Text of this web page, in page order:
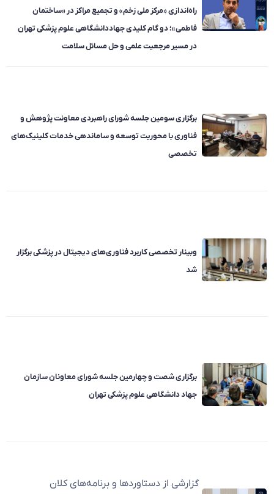
راه‌اندازی «مرکز ملی زخم» و تجمیع مراکز در «ساختمان
فاطمی»؛ دو گام کلیدی جهاددانشگاهی علوم پزشکی تهران
در مسیر مرجعیت علمی و حل مسائل سلامت
برگزاری سومین جلسه شورای راهبردی معاونت پژوهش و
فناوری با محوریت توسعه و ساماندهی خدمات کلینیک‌های
تخصصی
وبینار تخصصی کاربرد فناوری‌های دیجیتال در پزشکی برگزار
شد
برگزاری شصت و چهارمین جلسه شورای معاونان سازمان
جهاد دانشگاهی علوم پزشکی تهران
گزارشی از دستاوردها و برنامه‌های کلان